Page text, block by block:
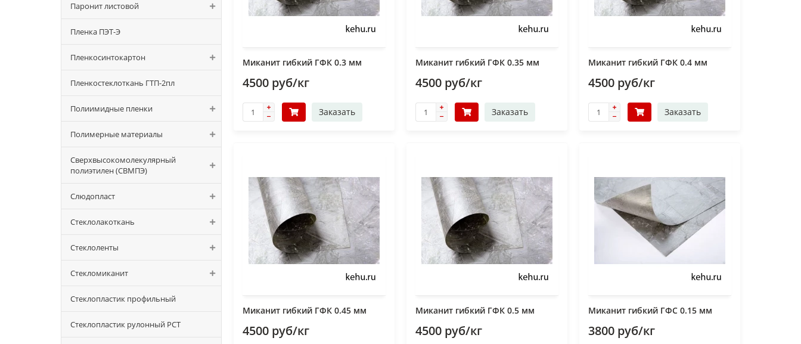
Паронит листовой
Пленка ПЭТ-Э
Пленкосинтокартон
Пленкостеклоткань ГТП-2пл
Полиимидные пленки
Полимерные материалы
Сверхвысокомолекулярный
полиэтилен (СВМПЭ)
Слюдопласт
Стеклолакоткань
Стеклоленты
Стекломиканит
Стеклопластик профильный
Стеклопластик рулонный РСТ
Миканит гибкий ГФК 0.3 мм
4500 руб/кг
Заказать
Миканит гибкий ГФК 0.35 мм
4500 руб/кг
Заказать
Миканит гибкий ГФК 0.4 мм
4500 руб/кг
Заказать
Миканит гибкий ГФК 0.45 мм
4500 руб/кг
Миканит гибкий ГФК 0.5 мм
4500 руб/кг
Миканит гибкий ГФС 0.15 мм
3800 руб/кг